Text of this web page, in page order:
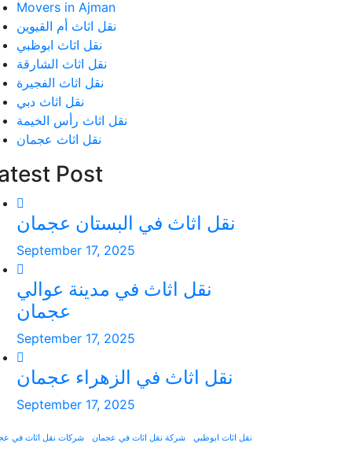
Movers in Ajman
نقل اثاث أم القيوين
نقل اثاث ابوظبي
نقل اثاث الشارقة
نقل اثاث الفجيرة
نقل اثاث دبي
نقل اثاث رأس الخيمة
نقل اثاث عجمان
Post
نقل اثاث في البستان عجمان
September 17, 2025
نقل اثاث في مدينة عوالي
عجمان
September 17, 2025
نقل اثاث في الزهراء عجمان
September 17, 2025
شركات نقل اثاث في شركة نقل اثاث في عجمان
نقل اثاث ابوظبي